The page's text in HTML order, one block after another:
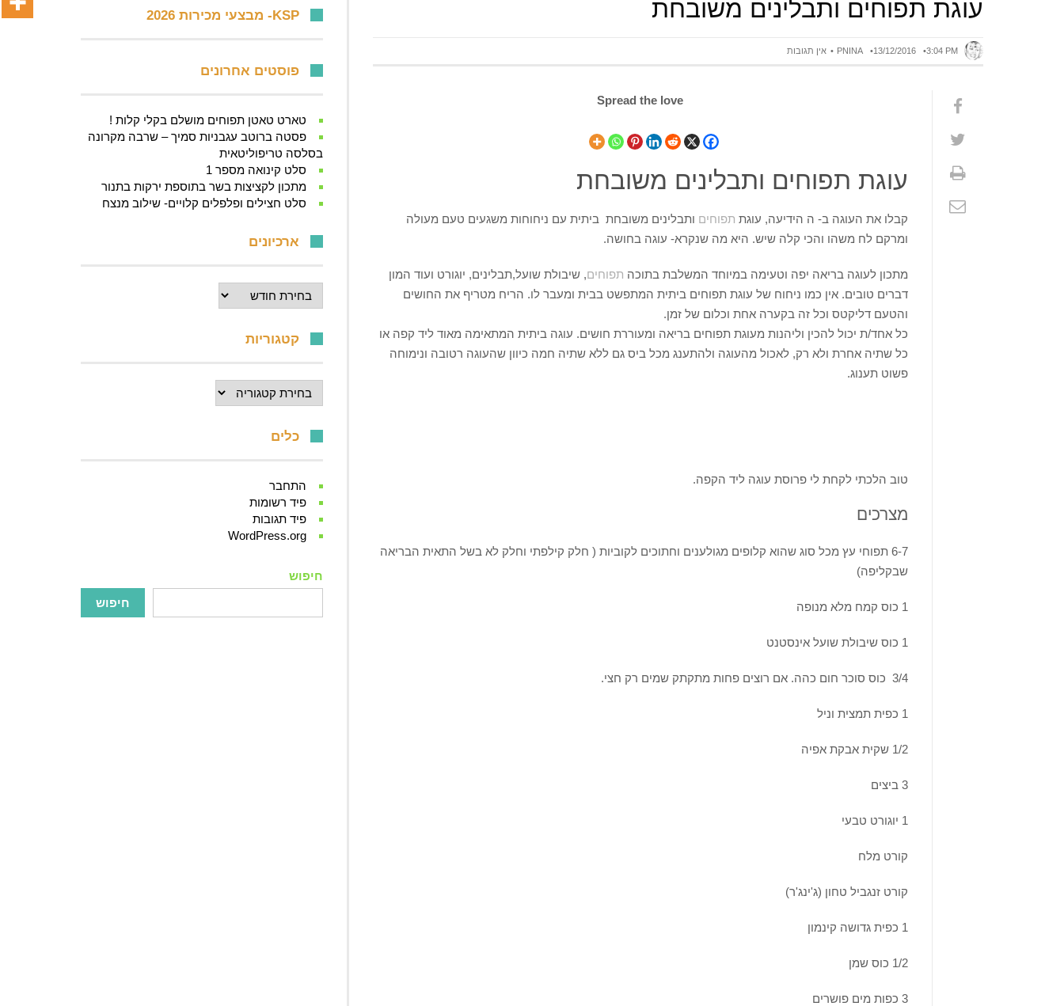
עוגת תפוחים ותבלינים משובחת
PNINA 13/12/2016 3:04 PM אין תגובות
Spread the love
עוגת תפוחים ותבלינים משובחת
קבלו את העוגה ב- ה הידיעה, עוגת תפוחים ותבלינים משובחת ביתית עם ניחוחות משגעים טעם מעולה
ומרקם לח משהו והכי קלה שיש. היא מה שנקרא- עוגה בחושה.
מתכון לעוגה בריאה יפה וטעימה במיוחד המשלבת בתוכה תפוחים, שיבולת שועל,תבלינים, יוגורט ועוד המון
דברים טובים. אין כמו ניחוח של עוגת תפוחים ביתית המתפשט בבית ומעבר לו. הריח מטריף את החושים
והטעם דליקטס וכל זה בקערה אחת וכלום של זמן.
כל אחד/ת יכול להכין וליהנות מעוגת תפוחים בריאה ומעוררת חושים. עוגה ביתית המתאימה מאוד ליד קפה או
כל שתיה אחרת ולא רק, לאכול מהעוגה ולהתענג מכל ביס גם ללא שתיה חמה כיוון שהעוגה רטובה ונימוחה
פשוט תענוג.
טוב הלכתי לקחת לי פרוסת עוגה ליד הקפה.
מצרכים
6-7 תפוחי עץ מכל סוג שהוא קלופים מגולענים וחתוכים לקוביות ( חלק קילפתי וחלק לא בשל התאית הבריאה
שבקליפה)
1 כוס קמח מלא מנופה
1 כוס שיבולת שועל אינסטנט
3/4 כוס סוכר חום כהה. אם רוצים פחות מתקתק שמים רק חצי.
1 כפית תמצית וניל
1/2 שקית אבקת אפיה
3 ביצים
1 יוגורט טבעי
קורט מלח
קורט זנגביל טחון (ג'ינג'ר)
1 כפית גדושה קינמון
1/2 כוס שמן
3 כפות מים פושרים
KSP- מבצעי מכירות 2026
פוסטים אחרונים
טארט טאטן תפוחים מושלם בקלי קלות !
פסטה ברוטב עגבניות סמיך – שרבה מקרונה
בסלסה טריפוליטאית
סלט קינואה מספר 1
מתכון לקציצות בשר בתוספת ירקות בתנור
סלט חצילים ופלפלים קלויים- שילוב מנצח
ארכיונים
ארכיונים
קטגוריות
קטגוריות
כלים
התחבר
פיד רשומות
פיד תגובות
WordPress.org
חיפוש
חיפוש